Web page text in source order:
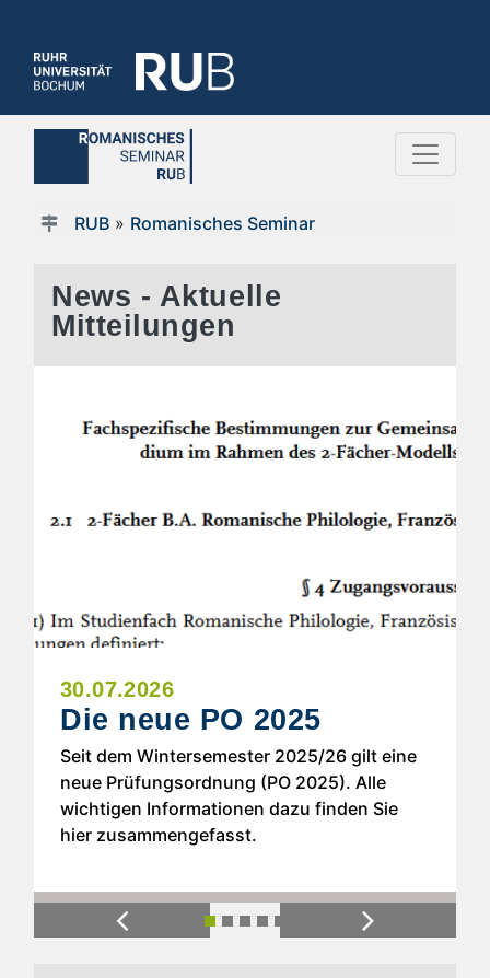
RUB» Romanisches Seminar
News - Aktuelle
Mitteilungen
30.07.2026
Die neue PO 2025
Seit dem Wintersemester 2025/26 gilt eine
neue Prüfungsordnung (PO 2025). Alle
wichtigen Informationen dazu finden Sie
hier zusammengefasst.
Previous Next